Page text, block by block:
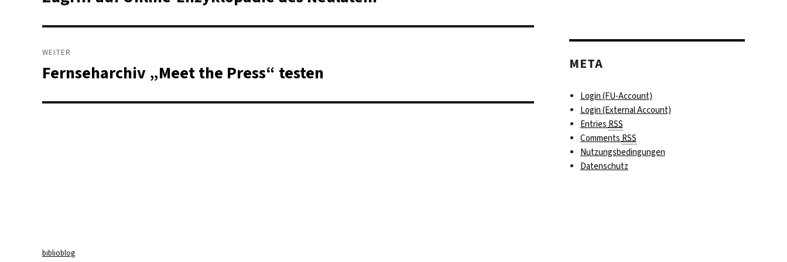
Beitrag:
WEITER
Nächster
Fernseharchiv „Meet the Press“ testen META
Login (FU-Account)
Login (External Account)
EntriesRSS
CommentsRSS
Nutzungsbedingungen
Datenschutz
biblioblog